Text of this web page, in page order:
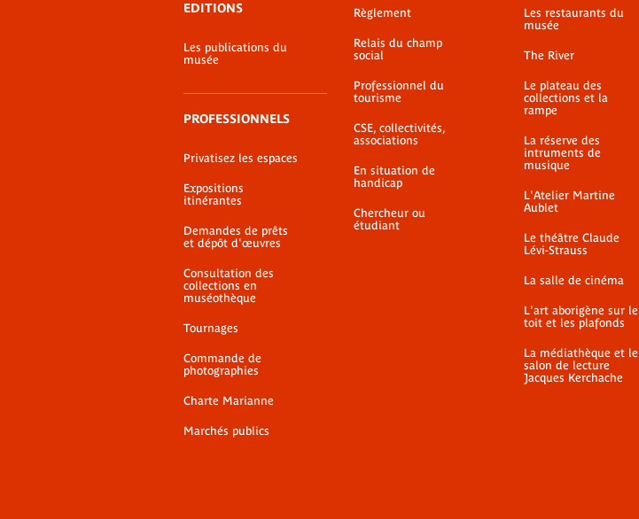
EDITIONS
Les publications du
musée
PROFESSIONNELS
Privatisez les espaces
Expositions
itinérantes
Demandes de prêts
et dépôt d'œuvres
Consultation des
collections en
muséothèque
Tournages
Commande de
photographies
Charte Marianne
Marchés publics
Règlement
Relais du champ
social
Professionnel du
tourisme
CSE, collectivités,
associations
En situation de
handicap
Chercheur ou
étudiant
Les restaurants du
musée
The River
Le plateau des
collections et la
rampe
La réserve des
intruments de
musique
L'Atelier Martine
Aublet
Le théâtre Claude
Lévi-Strauss
La salle de cinéma
L'art aborigène sur le
toit et les plafonds
La médiathèque et le
salon de lecture
Jacques Kerchache